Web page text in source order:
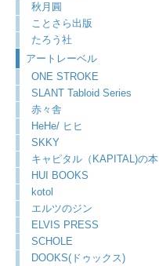
秋月圓
ことさら出版
たろう社
アートレーベル
ONE STROKE
SLANT Tabloid Series
赤々舎
HeHe/ ヒヒ
SKKY
キャピタル（KAPITAL)の本
HUI BOOKS
kotol
エルツのジン
ELVIS PRESS
SCHOLE
DOOKS(ドゥックス)